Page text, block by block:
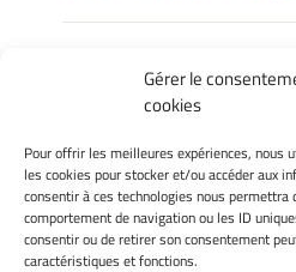
Gérer le
cookies
Pour offrir les meilleures expériences, nous
les cookies pour stocker et/ou accéder aux
consentir à ces technologies nous
comportement de navigation ou les ID
consentir ou de retirer son consentement
caractéristiques et fonctions.
Informations
Gérer mes cookies
Politique de cookies
Déclaration de
Avertissement